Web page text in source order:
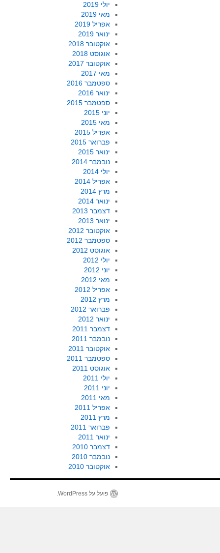
יולי 2019
מאי 2019
אפריל 2019
ינואר 2019
אוקטובר 2018
אוגוסט 2018
אוקטובר 2017
מאי 2017
ספטמבר 2016
ינואר 2016
ספטמבר 2015
יוני 2015
מאי 2015
אפריל 2015
פברואר 2015
ינואר 2015
נובמבר 2014
יולי 2014
אפריל 2014
מרץ 2014
ינואר 2014
דצמבר 2013
ינואר 2013
אוקטובר 2012
ספטמבר 2012
אוגוסט 2012
יולי 2012
יוני 2012
מאי 2012
אפריל 2012
מרץ 2012
פברואר 2012
ינואר 2012
דצמבר 2011
נובמבר 2011
אוקטובר 2011
ספטמבר 2011
אוגוסט 2011
יולי 2011
יוני 2011
מאי 2011
אפריל 2011
מרץ 2011
פברואר 2011
ינואר 2011
דצמבר 2010
נובמבר 2010
אוקטובר 2010
פועל על WordPress.